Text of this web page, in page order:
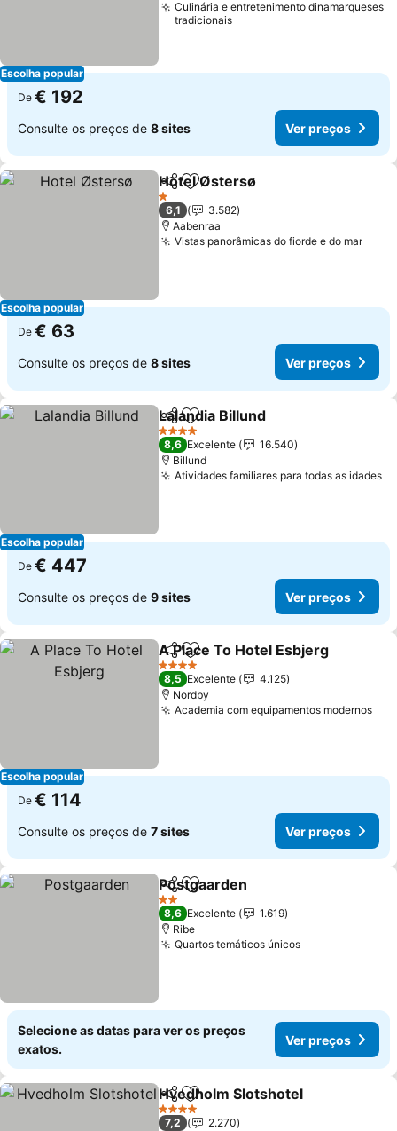
Escolha popular
Culinária e entretenimento dinamarqueses
tradicionais
De € 192
Consulte os preços de 8 sites Ver preços
Escolha popular
PartilharAdicionar aos favoritos
Hotel Østersø
1 Estrelas
6,1
3.582
Aabenraa
Vistas panorâmicas do fiorde e do marVer
De € 63
Consulte os preços de 8 sites Ver preços
Escolha popular
PartilharAdicionar aos favoritos
Lalandia Billund
4 Estrelas
8,6 Excelente
16.540
Billund
Atividades familiares para todas as idades
De € 447
Consulte os preços de 9 sites Ver preços
Escolha popular
PartilharAdicionar aos favoritos
A Place To Hotel Esbjerg
4 Estrelas
8,5 Excelente
4.125
Nordby
Academia com equipamentos modernos
De € 114
Consulte os preços de 7 sites Ver preços
PartilharAdicionar aos favoritos
Postgaarden
2 Estrelas
8,6 Excelente
1.619
Ribe
Quartos temáticos únicosVer preços
Selecione as datas para ver os preços
exatos.
Ver preços
PartilharAdicionar aos favoritos
Hvedholm Slotshotel
4 Estrelas
7,2
2.270